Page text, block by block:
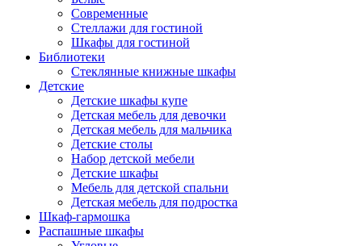
Современные
Стеллажи для гостиной
Шкафы для гостиной
Библиотеки
Стеклянные книжные шкафы
Детские
Детские шкафы купе
Детская мебель для девочки
Детская мебель для мальчика
Детские столы
Набор детской мебели
Детские шкафы
Мебель для детской спальни
Детская мебель для подростка
Шкаф-гармошка
Распашные шкафы